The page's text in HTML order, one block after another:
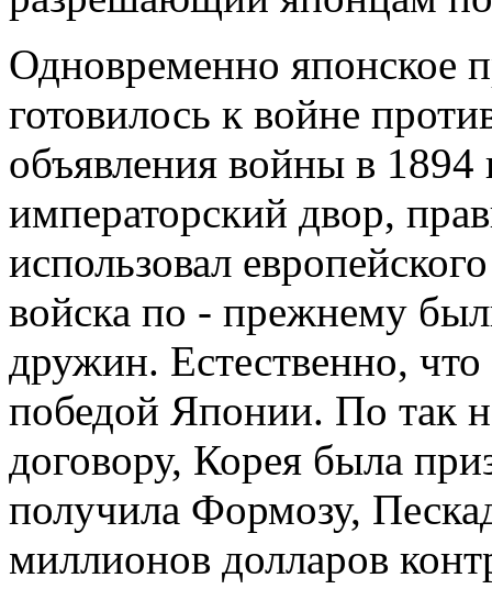
Одновременно японское
готовилось к войне
объявления войны в
императорский двор,
использовал
войска по - прежнему
дружин. Естественно,
победой Японии. По так
договору, Корея была
получила Формозу,
миллионов долларов